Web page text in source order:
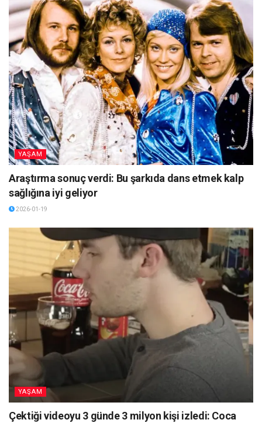
YAŞAM
Araştırma sonuç verdi: Bu şarkıda dans etmek kalp
sağlığına iyi geliyor
2026-01-19
YAŞAM
Çektiği videoyu 3 günde 3 milyon kişi izledi: Coca